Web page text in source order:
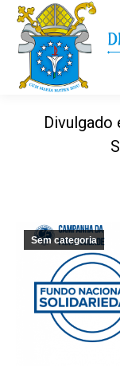
Divulgado
Sem categoria